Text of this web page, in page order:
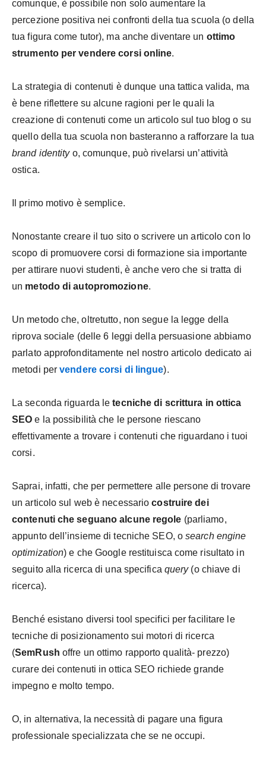
comunque, è possibile non solo aumentare la
percezione positiva nei confronti della tua scuola (o della
tua figura come tutor), ma anche diventare un ottimo
strumento per vendere corsi online.
La strategia di contenuti è dunque una tattica valida, ma
è bene riflettere su alcune ragioni per le quali la
creazione di contenuti come un articolo sul tuo blog o su
quello della tua scuola non basteranno a rafforzare la tua
brand identityo, comunque, può rivelarsi un’attività
ostica.
Il primo motivo è semplice.
Nonostante creare il tuo sito o scrivere un articolo con lo
scopo di promuovere corsi di formazione sia importante
per attirare nuovi studenti, è anche vero che si tratta di
un metodo di autopromozione.
Un metodo che, oltretutto, non segue la legge della
riprova sociale (delle 6 leggi della persuasione abbiamo
parlato approfonditamente nel nostro articolo dedicato ai
metodi pervendere corsi di lingue).
La seconda riguarda letecniche di scrittura in ottica
SEO e la possibilità che le persone riescano
effettivamente a trovare i contenuti che riguardano i tuoi
corsi.
Saprai, infatti, che per permettere alle persone di trovare
un articolo sul web è necessariocostruire dei
contenuti che seguano alcune regole (parliamo,
appunto dell’insieme di tecniche SEO, osearch engine
optimization) e che Google restituisca come risultato in
seguito alla ricerca di una specifica query(o chiave di
ricerca).
Benché esistano diversi tool specifici per facilitare le
tecniche di posizionamento sui motori di ricerca
(SemRush offre un ottimo rapporto qualità- prezzo)
curare dei contenuti in ottica SEO richiede grande
impegno e molto tempo.
O, in alternativa, la necessità di pagare una figura
professionale specializzata che se ne occupi.